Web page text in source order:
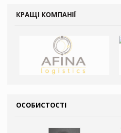
КРАЩІ КОМПАНІЇ
ОСОБИСТОСТІ